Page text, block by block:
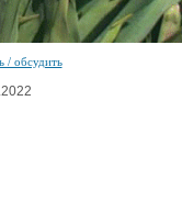
/ обсудить